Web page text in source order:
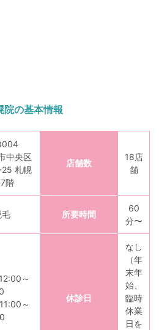
院の基本情報
中央区
札幌
階
店舗数
18店
舗
毛 所要時間
60
分〜
～
～
休診日
なし
（年
末年
始、
臨時
休業
日を